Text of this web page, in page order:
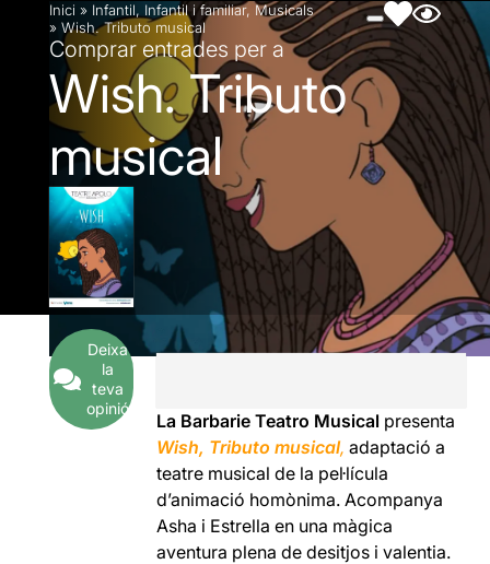
Inici » Infantil, Infantil i familiar, Musicals
» Wish. Tributo musical
Comprar entrades per a
Wish. Tributo
musical
Deixa
la
teva
opinió
La Barbarie Teatro Musical presenta
Wish, Tributo musical, adaptació a
teatre musical de la pel·lícula
d’animació homònima. Acompanya
Asha i Estrella en una màgica
aventura plena de desitjos i valentia.